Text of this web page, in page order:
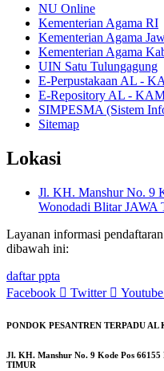
NU Online
Kementerian Agama RI
Kementerian Agama
Kementerian Agama
UIN Satu Tulungagung
E-Perpustakaan AL -
E-Repository AL -
SIMPESMA (Sistem
Sitemap
Lokasi
Jl. KH. Manshur No. 9
Wonodadi Blitar JAWA
Layanan informasi
dibawah ini:
daftar ppta
Facebook
Twitter Youtube
PONDOK PESANTREN TERPADU AL
Jl. KH. Manshur No. 9 Kode Pos
TIMUR